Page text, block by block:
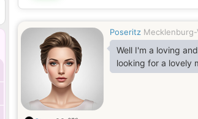
Poseritz
Well I'm a loving
looking for a lovely